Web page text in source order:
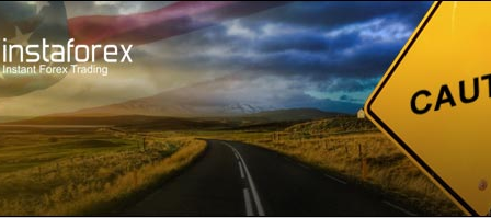
Швидке відкриття рахунку Торгова платформа
Інвесторам Партнерам